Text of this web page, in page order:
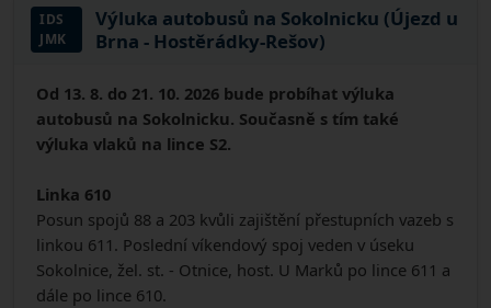
IDS
JMK
Výluka autobusů na Sokolnicku (Újezd u
Brna - Hostěrádky-Rešov)
Od 13. 8. do 21. 10. 2026 bude probíhat výluka
autobusů na Sokolnicku. Současně s tím také
výluka vlaků na lince S2.
Linka 610
Posun spojů 88 a 203 kvůli zajištění přestupních vazeb s
linkou 611. Poslední víkendový spoj veden v úseku
Sokolnice, žel. st. - Otnice, host. U Marků po lince 611 a
dále po lince 610.